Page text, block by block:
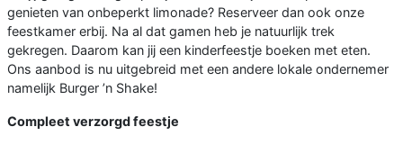
genieten van onbeperkt limonade? Reserveer dan ook onze
feestkamer erbij. Na al dat gamen heb je natuurlijk trek
gekregen. Daarom kan jij een kinderfeestje boeken met eten.
Ons aanbod is nu uitgebreid met een andere lokale ondernemer
namelijk Burger ’n Shake!
Compleet verzorgd feestje